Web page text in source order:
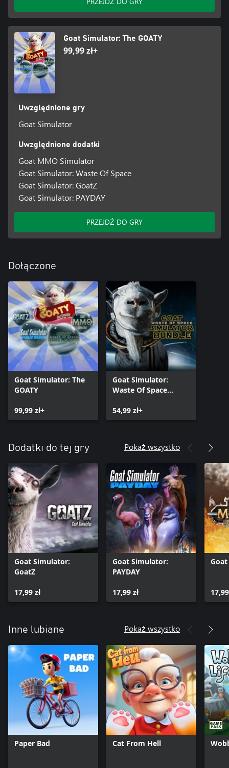
Goat Simulator: The GOATY
99,99 zł+
Uwzględnione gry
Goat Simulator
Uwzględnione dodatki
Goat MMO Simulator
Goat Simulator: Waste Of Space
Goat Simulator: GoatZ
Goat Simulator: PAYDAY
PRZEJDŹ DO GRY
Dołączone
Goat Simulator: The
GOATY
99,99 zł+
Goat Simulator:
Waste Of Space
54,99 zł+
Dodatki do tej gry Pokaż wszystko
Goat Simulator:
GoatZ
17,99 zł
Goat Simulator:
PAYDAY
17,99 zł
Inne lubiane Pokaż wszystko
Paper Bad Cat From Hell